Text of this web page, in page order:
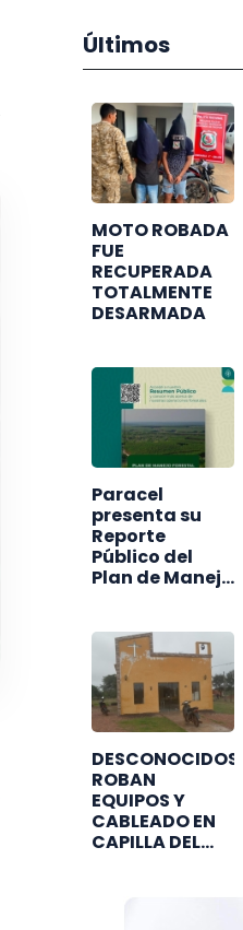
Últimos
MOTO ROBADA
FUE
RECUPERADA
TOTALMENTE
DESARMADA
Paracel
presenta su
Reporte
Público del
Plan de Manejo
DESCONOCIDOS
ROBAN
EQUIPOS Y
CABLEADO EN
CAPILLA DEL